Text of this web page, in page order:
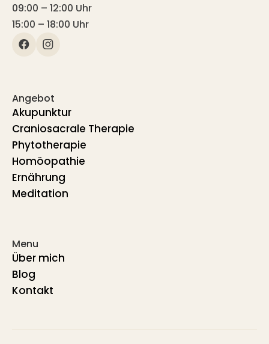
09:00 – 12:00 Uhr
15:00 – 18:00 Uhr
Angebot
Akupunktur
Craniosacrale Therapie
Phytotherapie
Homöopathie
Ernährung
Meditation
Menu
Über mich
Blog
Kontakt